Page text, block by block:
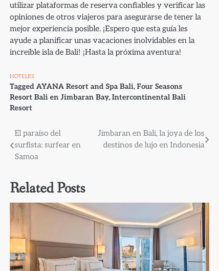
utilizar plataformas de reserva confiables y verificar las
opiniones de otros viajeros para asegurarse de tener la
mejor experiencia posible. ¡Espero que esta guía les
ayude a planificar unas vacaciones inolvidables en la
increíble isla de Bali! ¡Hasta la próxima aventura!
HOTELES
Tagged AYANA Resort and Spa Bali, Four Seasons
Resort Bali en Jimbaran Bay, Intercontinental Bali
Resort
Navegación
de
El paraíso del
surfista: surfear en
Samoa
Jimbaran en Bali, la joya de los
destinos de lujo en Indonesia
Related Posts